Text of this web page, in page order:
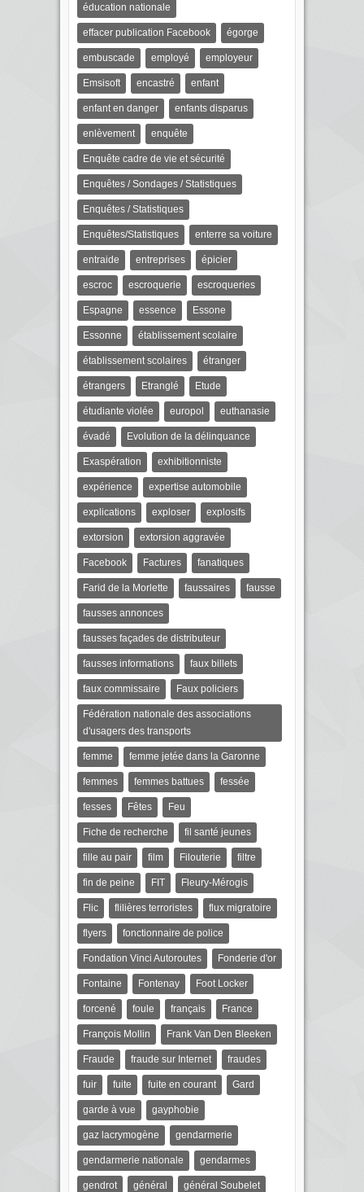
éducation nationale
effacer publication Facebook égorge
embuscade employé employeur
Emsisoft encastré enfant
enfant en danger enfants disparus
enlèvement enquête
Enquête cadre de vie et sécurité
Enquêtes / Sondages / Statistiques
Enquêtes / Statistiques
Enquêtes/Statistiques enterre sa voiture
entraide entreprises épicier
escroc escroquerie escroqueries
Espagne essence Essone
Essonne établissement scolaire
établissement scolaires étranger
étrangers Etranglé Etude
étudiante violée europol euthanasie
évadé Evolution de la délinquance
Exaspération exhibitionniste
expérience expertise automobile
explications exploser explosifs
extorsion extorsion aggravée
Facebook Factures fanatiques
Farid de la Morlette faussaires fausse
fausses annonces
fausses façades de distributeur
fausses informations faux billets
faux commissaire Faux policiers
Fédération nationale des associations
d'usagers des transports
femme femme jetée dans la Garonne
femmes femmes battues fessée
fesses Fêtes Feu
Fiche de recherche fil santé jeunes
fille au pair film Filouterie filtre
fin de peine FIT Fleury-Mérogis
Flic flilières terroristes flux migratoire
flyers fonctionnaire de police
Fondation Vinci Autoroutes Fonderie d'or
Fontaine Fontenay Foot Locker
forcené foule français France
François Mollin Frank Van Den Bleeken
Fraude fraude sur Internet fraudes
fuir fuite fuite en courant Gard
garde à vue gayphobie
gaz lacrymogène gendarmerie
gendarmerie nationale gendarmes
gendrot général général Soubelet